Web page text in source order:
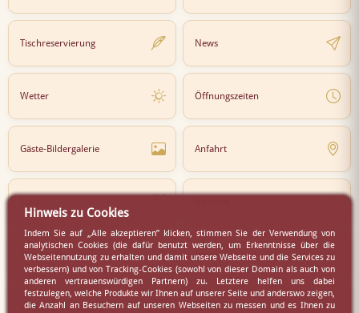
Tischreservierung News
Wetter Öffnungszeiten
Gäste-Bildergalerie Anfahrt
Newsletter Partner
Virtueller Rundgang Presse
Hinweis zu Cookies
Indem Sie auf „Alle akzeptieren” klicken, stimmen Sie der Verwendung von
analytischen Cookies (die dafür benutzt werden, um Erkenntnisse über die
Webseitennutzung zu erhalten und damit unsere Webseite und die Services zu
verbessern) und von Tracking-Cookies (sowohl von dieser Domain als auch von
anderen vertrauenswürdigen Partnern) zu. Letztere helfen uns dabei
festzulegen, welche Produkte wir Ihnen auf unserer Seite und anderswo zeigen,
die Anzahl an Besuchern auf unseren Webseiten zu messen und es Ihnen zu